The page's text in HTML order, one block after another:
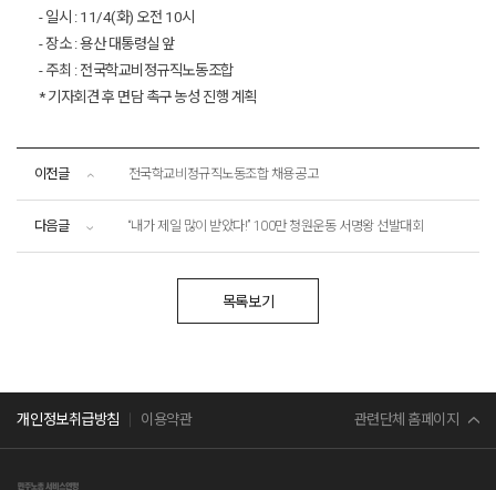
- 일시 : 11/4(화) 오전 10시
- 장소 : 용산 대통령실 앞
- 주최 : 전국학교비정규직노동조합
* 기자회견 후 면담 촉구 농성 진행 계획
이전글 전국학교비정규직노동조합 채용공고
다음글 “내가 제일 많이 받았다!” 100만 청원운동 서명왕 선발대회
목록보기
개인정보취급방침 이용약관 관련단체 홈페이지
민주노총